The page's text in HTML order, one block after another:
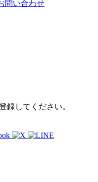
問い合わせ
録してください。